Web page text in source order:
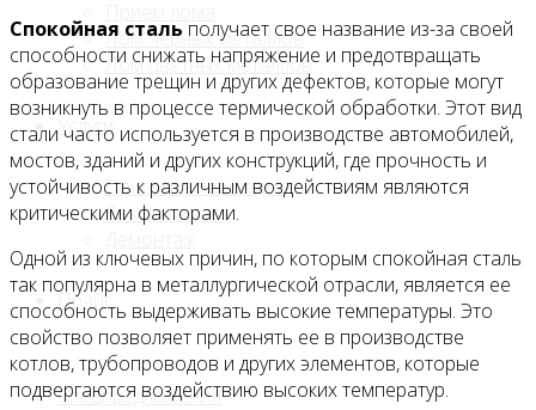
Лом чёрных металлов
Лом цветных металлов
Услуги
Приём на площадке
Резка и вывоз
Прайс
Спецпредложения
Спокойная сталь получает свое название из-за своей
способности снижать напряжение и предотвращать
образование трещин и других дефектов, которые могут
возникнуть в процессе термической обработки. Этот вид
стали часто используется в производстве автомобилей,
мостов, зданий и других конструкций, где прочность и
устойчивость к различным воздействиям являются
критическими факторами.
Одной из ключевых причин, по которым спокойная сталь
так популярна в металлургической отрасли, является ее
способность выдерживать высокие температуры. Это
свойство позволяет применять ее в производстве
котлов, трубопроводов и других элементов, которые
подвергаются воздействию высоких температур.